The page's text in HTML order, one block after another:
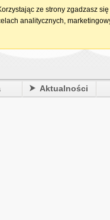
Aktualności
ze strony zgadzasz
analitycznych,